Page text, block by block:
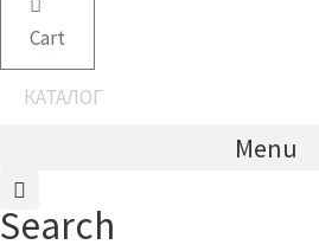
Cart
КАТАЛОГ
Menu
Search
S